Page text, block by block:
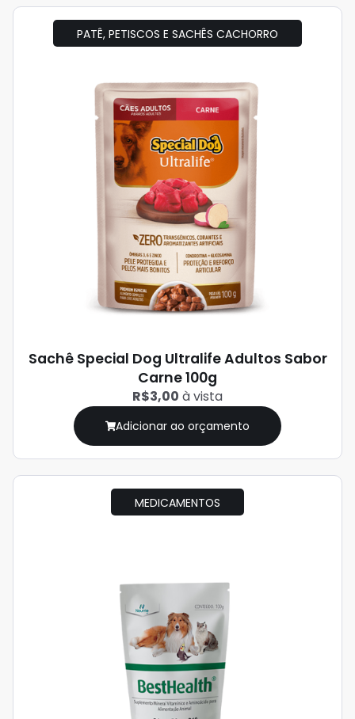
PATÊ, PETISCOS E SACHÊS CACHORRO
Sachê Special Dog Ultralife Adultos Sabor
Carne 100g
R$3,00 à vista
Adicionar ao orçamento
MEDICAMENTOS